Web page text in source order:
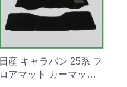
日産 キャラバン 25系 フ
ロアマット カーマット 2